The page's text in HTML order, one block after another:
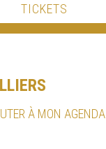
TICKETS
À MON AGENDA